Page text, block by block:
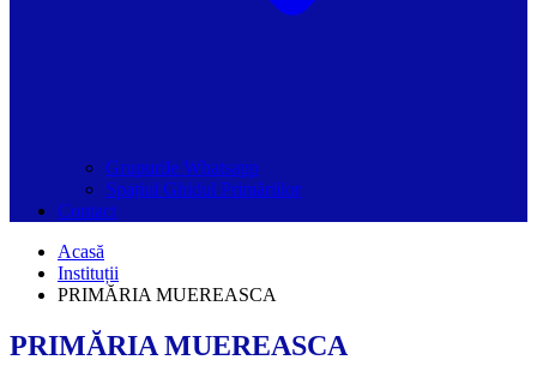
Grupurile Whatsapp
Spațiul Ghidul Primăriilor
Contact
Acasă
Instituții
PRIMĂRIA MUEREASCA
PRIMĂRIA MUEREASCA